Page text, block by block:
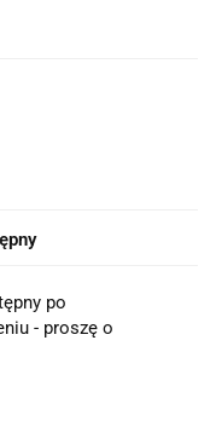
po
- proszę o